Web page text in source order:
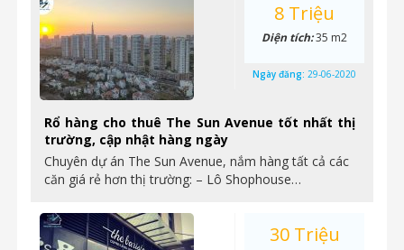
Rổ hàng cho thuê The Sun Avenue tốt nhất thị
trường, cập nhật hàng ngày
Chuyên dự án The Sun Avenue, nắm hàng tất cả các
căn giá rẻ hơn thị trường: – Lô Shophouse…
8 Triệu
Diện tích:35 m2
Ngày đăng: 29-06-2020
30 Triệu